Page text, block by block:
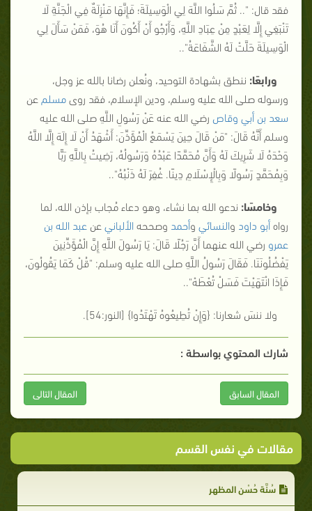
فقد قال: ".. ثُمَّ سَلُوا اللَّهَ لِي الْوَسِيلَةَ؛ فَإِنَّهَا مَنْزِلَةٌ فِي الْجَنَّةِ لَا
تَنْبَغِي إِلَّا لِعَبْدٍ مِنْ عِبَادِ اللَّهِ، وَأَرْجُو أَنْ أَكُونَ أَنَا هُوَ، فَمَنْ سَأَلَ لِي
الْوَسِيلَةَ حَلَّتْ لَهُ الشَّفَاعَةُ"..
ورابعًا: ننطق بشهادة التوحيد، ونُعلن رضانا بالله عز وجل،
ورسوله صلى الله عليه وسلم، ودين الإسلام، فقد روىمسلم عن
سعد بن أبي وقاص رضي الله عنه عَنْ رَسُولِ اللَّهِ صلى الله عليه
وسلم أَنَّهُ قَالَ: "مَنْ قَالَ حِينَ يَسْمَعُ الْمُؤَذِّنَ: أَشْهَدُ أَنْ لَا إِلَهَ إِلَّا اللَّهُ
وَحْدَهُ لَا شَرِيكَ لَهُ وَأَنَّ مُحَمَّدًا عَبْدُهُ وَرَسُولُهُ، رَضِيتُ بِاللَّهِ رَبًّا
وَبِمُحَمَّدٍ رَسُولًا وَبِالْإِسْلَامِ دِينًا. غُفِرَ لَهُ ذَنْبُهُ"..
وخامسًا: ندعو الله بما نشاء، وهو دعاء مُجاب بإذن الله، لما
رواهأبو داود والنسائي وأحمد وصححه الألباني عن عبد الله بن
عمرو رضي الله عنهما أَنَّ رَجُلًا قَالَ: يَا رَسُولَ اللَّهِ إِنَّ الْمُؤَذِّنِينَ
يَفْضُلُونَنَا. فَقَالَ رَسُولُ اللَّهِ صلى الله عليه وسلم: "قُلْ كَمَا يَقُولُونَ،
فَإِذَا انْتَهَيْتَ فَسَلْ تُعْطَهْ"..
ولا ننسَ شعارنا: {وَإِنْ تُطِيعُوهُ تَهْتَدُوا} [النور:54] .
شارك المحتوي بواسطة :
المقال السابق المقال التالى
مقالات في نفس القسم
سُنَّة حُسْن المظهر